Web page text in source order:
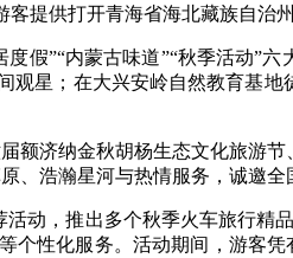
提供打开青海省海北藏族自治州
”“内蒙古味道”“秋季活动”六
星；在大兴安岭自然教育基地
济纳金秋胡杨生态文化旅游节
浩瀚星河与热情服务，诚邀全
，推出多个秋季火车旅行精
性化服务。活动期间，游客